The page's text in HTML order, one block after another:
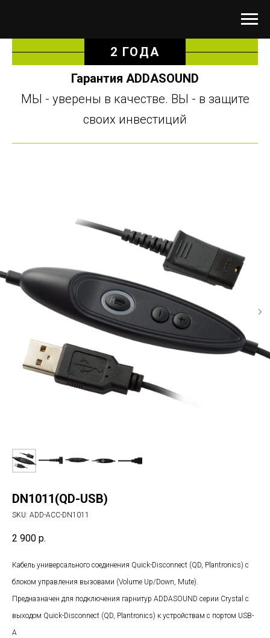
2 ГОДА
Гарантия ADDASOUND
МЫ - уверены в качестве. ВЫ - в защите
своих инвестиций
DN1011(QD-USB)
SKU: ADD-ACC-DN1011
2 900 р.
Кабель универсального соединения Quick-Disconnect (QD, Plantronics) с
блоком управления вызовами (Volume Up/Down, Mute).
Предназначен для подключения гарнитур ADDASOUND серии Crystal с
выходом Quick-Disconnect (QD, Plantronics) к устройствам с портом USB-
A